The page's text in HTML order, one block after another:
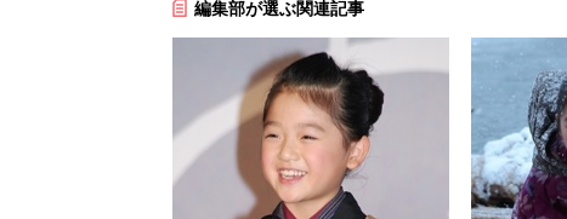
編集部が選ぶ関連記事